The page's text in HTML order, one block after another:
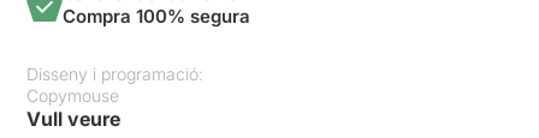
Compra 100% segura
Disseny i programació:
Copymouse
Vull veure